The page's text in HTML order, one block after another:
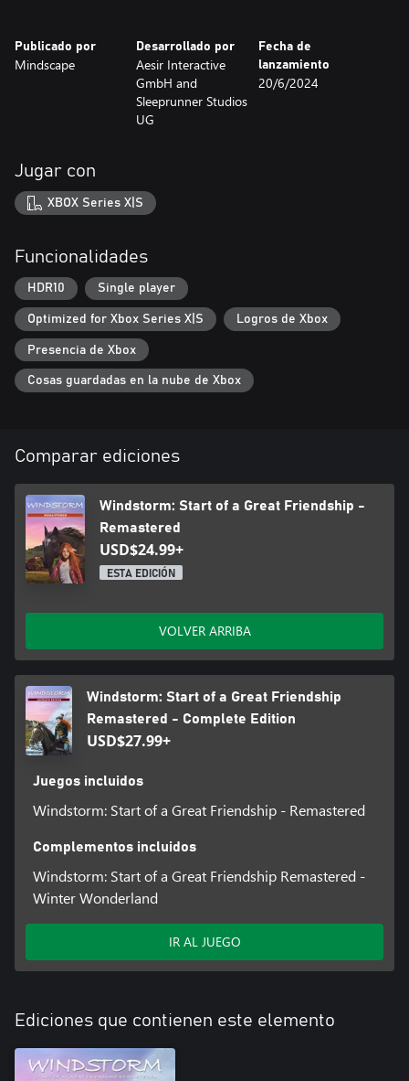
• Cabalga con Windstorm y explora con libertad la preciosa zona
• Aprende a interactuar con Windstorm con naturalidad y
disfruta de la libertad de la equitación
entrenamiento y a su felicidad.
¡Explora el mundo de Windstorm (Kaltenbach), totalmente
remasterizado!
• Gráficos mejorados para dar más detalle a tus personajes
• Todos los animales, Windstorm incluido, tienen nuevas
animaciones
• Escenas naturales actualizadas con nuevos árboles, plantas y
efectos de luz y del clima
• Explora cada rincón del mundo del juego para encontrar nuevos
coleccionables
• Un nuevo modo foto para capturar los mejores momentos.
Publicado por
Mindscape
Desarrollado por
Aesir Interactive
GmbH and
Sleeprunner Studios
UG
Fecha de
lanzamiento
20/6/2024
Jugar con
XBOX Series X|S
Funcionalidades
HDR10 Single player
Optimized for Xbox Series X|S Logros de Xbox
Presencia de Xbox
Cosas guardadas en la nube de Xbox
Comparar ediciones
Windstorm: Start of a Great Friendship -
Remastered
USD$24.99+
ESTA EDICIÓN
VOLVER ARRIBA
Windstorm: Start of a Great Friendship
Remastered - Complete Edition
USD$27.99+
Juegos incluidos
Windstorm: Start of a Great Friendship - Remastered
Complementos incluidos
Windstorm: Start of a Great Friendship Remastered -
Winter Wonderland
IR AL JUEGO
Ediciones que contienen este elemento